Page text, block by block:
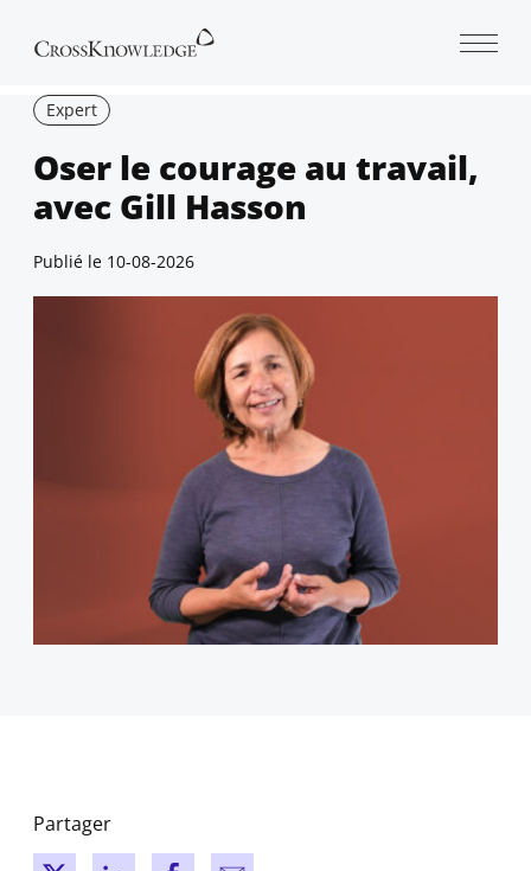
Expert
Oser le courage au travail,
avec Gill Hasson
Publié le 10-08-2026
Partager